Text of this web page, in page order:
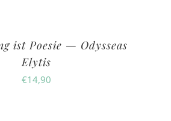
ist Poesie — Odysseas
Elytis
€14,90